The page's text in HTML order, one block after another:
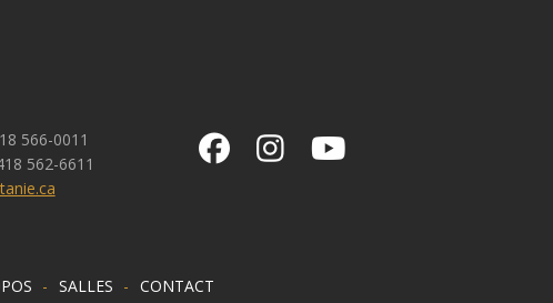
566-0011
562-6611
SALLES CONTACT